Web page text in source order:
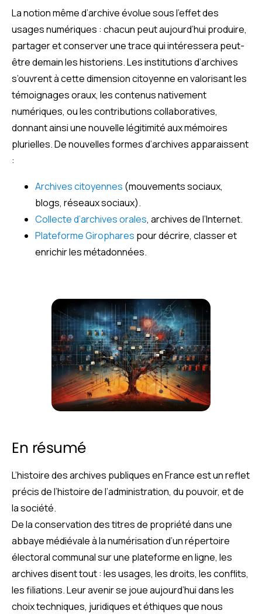
La notion même d’archive évolue sous l’effet des
usages numériques : chacun peut aujourd’hui produire,
partager et conserver une trace qui intéressera peut-
être demain les historiens. Les institutions d’archives
s’ouvrent à cette dimension citoyenne en valorisant les
témoignages oraux, les contenus nativement
numériques, ou les contributions collaboratives,
donnant ainsi une nouvelle légitimité aux mémoires
plurielles. De nouvelles formes d’archives apparaissent
:
Archives citoyennes (mouvements sociaux,
blogs, réseaux sociaux).
Collecte d’archives orales, archives de l’Internet.
Plateforme Girophares pour décrire, classer et
enrichir les métadonnées.
En résumé
L’histoire des archives publiques en France est un reflet
précis de l’histoire de l’administration, du pouvoir, et de
la société.
De la conservation des titres de propriété dans une
abbaye médiévale à la numérisation d’un répertoire
électoral communal sur une plateforme en ligne, les
archives disent tout : les usages, les droits, les conflits,
les filiations. Leur avenir se joue aujourd’hui dans les
choix techniques, juridiques et éthiques que nous